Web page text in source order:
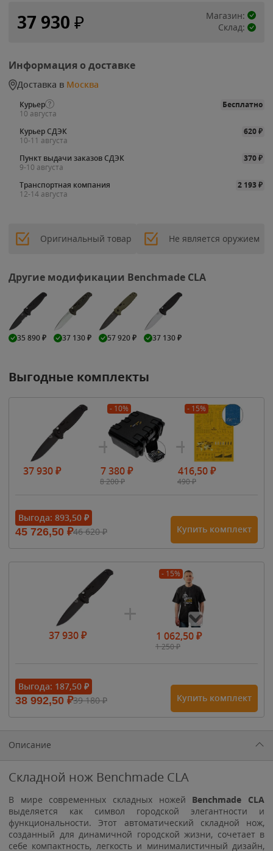
37 930 ₽
Магазин:
Склад:
Информация о доставке
Доставка в Москва
Курьер
Бесплатно
10 августа
Курьер СДЭК
620₽
10-11 августа
Пункт выдачи заказов СДЭК
370₽
9-10 августа
Транспортная компания
2 193₽
12-14 августа
Оригинальный товар Не является оружием
Другие модификации Benchmade CLA
35 890₽ 37 130₽ 57 920₽ 37 130₽
Выгодные комплекты
37 930₽
- 10%
7 380₽
8 200₽
- 15%
416,50₽
490₽
Выгода: 893,50 ₽
45 726,50 ₽46 620₽ Купить комплект
37 930₽
- 15%
1 062,50₽
1 250₽
1 615₽
1 900₽1 900₽
Выгода: 187,50 ₽
38 992,50 ₽39 180₽ Купить комплект
Описание
Складной нож Benchmade CLA
В мире современных складных ножей Benchmade CLA
выделяется как символ городской элегантности и
функциональности. Этот автоматический складной нож,
созданный для динамичной городской жизни, сочетает в
себе компактность, легкость и минималистичный дизайн,